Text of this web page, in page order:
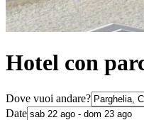
Hotel con
Dove vuoi andare?
Date